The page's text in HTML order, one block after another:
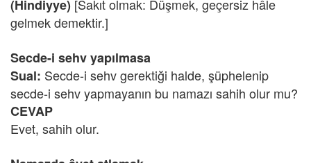
(Hindiyye) [Sakıt olmak: Düşmek, geçersiz hâle
gelmek demektir.]
Secde-i sehv yapılmasa
Sual: Secde-i sehv gerektiği halde, şüphelenip
secde-i sehv yapmayanın bu namazı sahih olur mu?
CEVAP
Evet, sahih olur.